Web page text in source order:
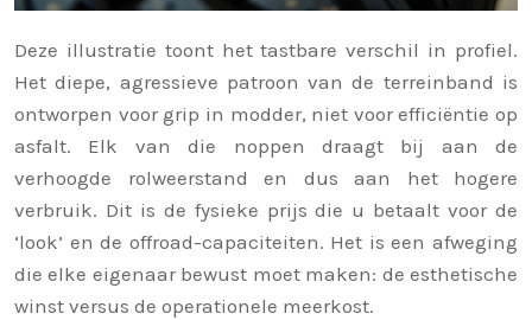
Deze illustratie toont het tastbare verschil in profiel.
Het diepe, agressieve patroon van de terreinband is
ontworpen voor grip in modder, niet voor efficiëntie op
asfalt. Elk van die noppen draagt bij aan de
verhoogde rolweerstand en dus aan het hogere
verbruik. Dit is de fysieke prijs die u betaalt voor de
‘look’ en de offroad-capaciteiten. Het is een afweging
die elke eigenaar bewust moet maken: de esthetische
winst versus de operationele meerkost.